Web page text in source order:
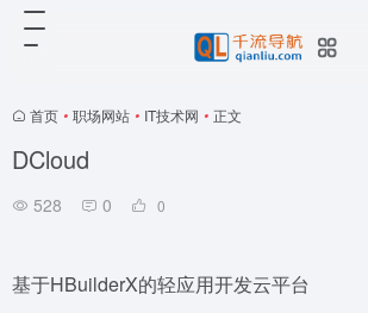
首页 • 职场网站 • IT技术网 • 正文
DCloud
528 0 0
基于HBuilderX的轻应用开发云平台